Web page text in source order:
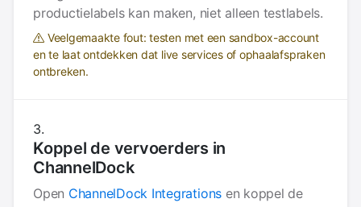
productielabels kan maken, niet alleen testlabels.
Veelgemaakte fout: testen met een sandbox-account
en te laat ontdekken dat live services of ophaalafspraken
ontbreken.
Koppel de vervoerders in
ChannelDock
Open ChannelDock Integrations en koppel de